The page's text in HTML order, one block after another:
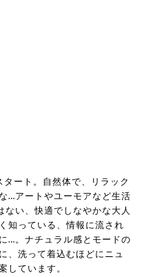
ート。自然体で、リラック
…アートやユーモアなど生活
い、快適でしなやかな大人
知っている、情報に流され
…。ナチュラル感とモードの
、洗って着込むほどにニュ
しています。